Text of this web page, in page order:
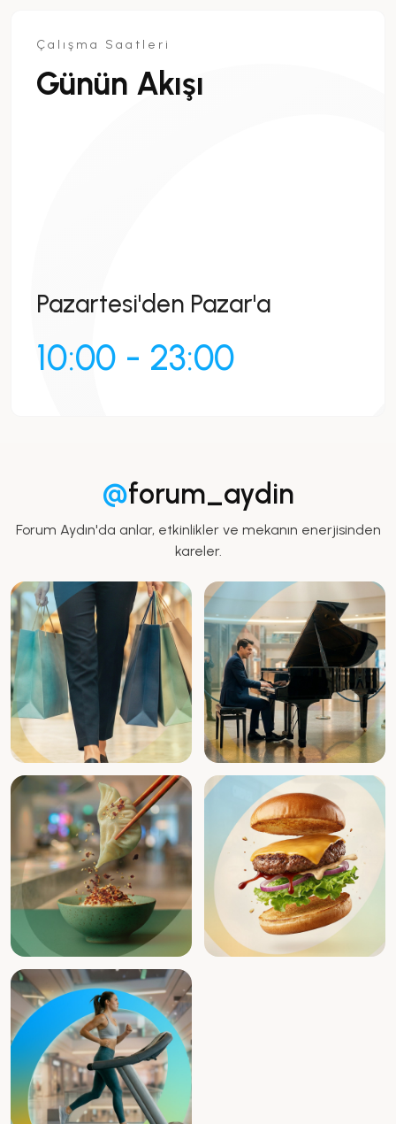
Çalışma Saatleri
Günün Akışı
Pazartesi'den Pazar'a
10:00 - 23:00
@forum_aydin
Forum Aydın'da anlar, etkinlikler ve mekanın enerjisinden
kareler.